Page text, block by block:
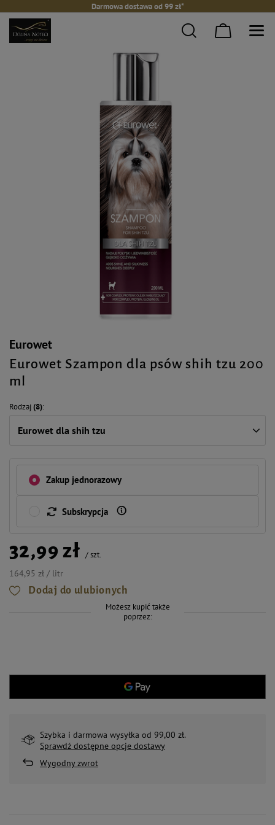
Darmowa dostawa od 99 zł*
Eurowet
Eurowet Szampon dla psów shih tzu 200
ml
Rodzaj(8)
Eurowet dla shih tzu
Zakup jednorazowy
Subskrypcja
32,99 zł /szt.
164,95 zł / litr
Dodaj do ulubionych
Możesz kupić także
poprzez:
Szybka i darmowa wysyłka od 99,00 zł.
Sprawdź dostępne opcje dostawy
Wygodny zwrot